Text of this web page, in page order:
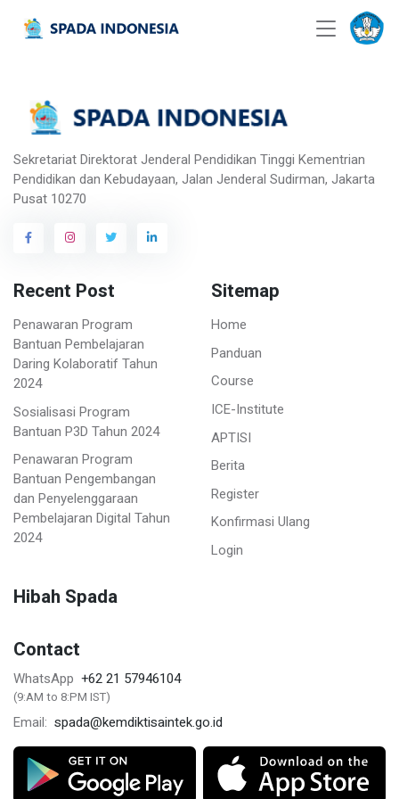
Sekretariat Direktorat Jenderal Pendidikan Tinggi Kementrian
Pendidikan dan Kebudayaan, Jalan Jenderal Sudirman, Jakarta
Pusat 10270
Recent Post
Penawaran Program
Bantuan Pembelajaran
Daring Kolaboratif Tahun
2024
Sosialisasi Program
Bantuan P3D Tahun 2024
Penawaran Program
Bantuan Pengembangan
dan Penyelenggaraan
Pembelajaran Digital Tahun
2024
Sitemap
Home
Panduan
Course
ICE-Institute
APTISI
Berita
Register
Konfirmasi Ulang
Login
Hibah Spada
Contact
WhatsApp +62 21 57946104
(9:AM to 8:PM IST)
Email: spada@kemdiktisaintek.go.id